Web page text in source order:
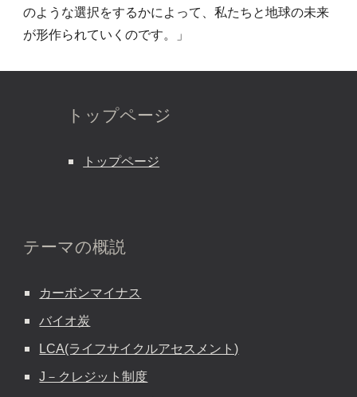
のような選択をするかによって、私たちと地球の未来
が形作られていくのです。」
トップページ
トップページ
テーマの概説
カーボンマイナス
バイオ炭
LCA(ライフサイクルアセスメント)
J－クレジット制度